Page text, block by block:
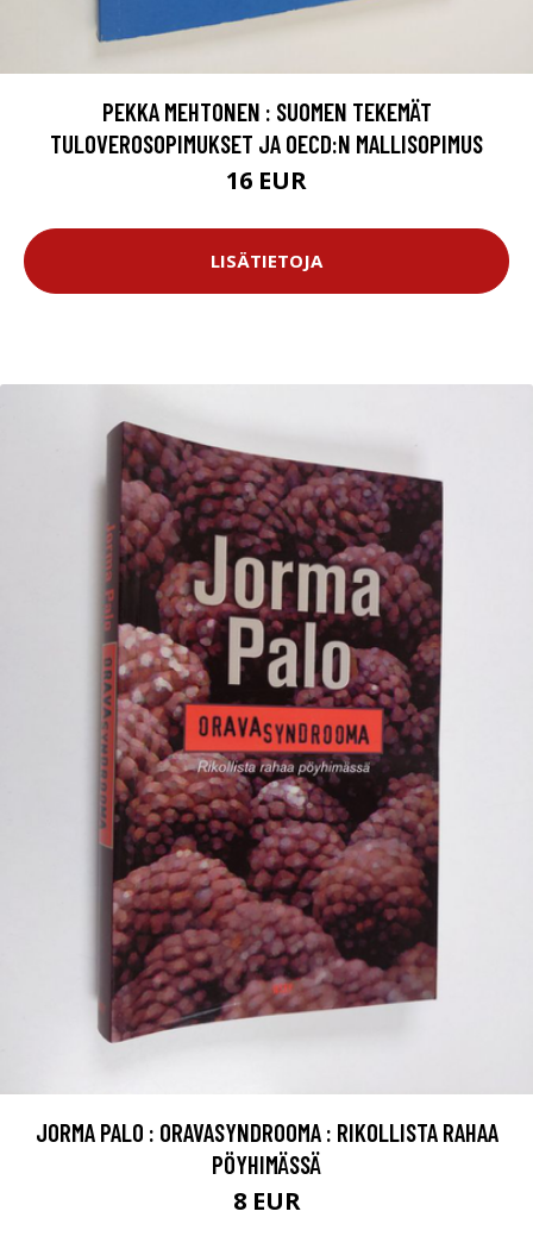
PEKKA MEHTONEN : SUOMEN TEKEMÄT
TULOVEROSOPIMUKSET JA OECD:N MALLISOPIMUS
16 EUR
LISÄTIETOJA
JORMA PALO : ORAVASYNDROOMA : RIKOLLISTA RAHAA
PÖYHIMÄSSÄ
8 EUR